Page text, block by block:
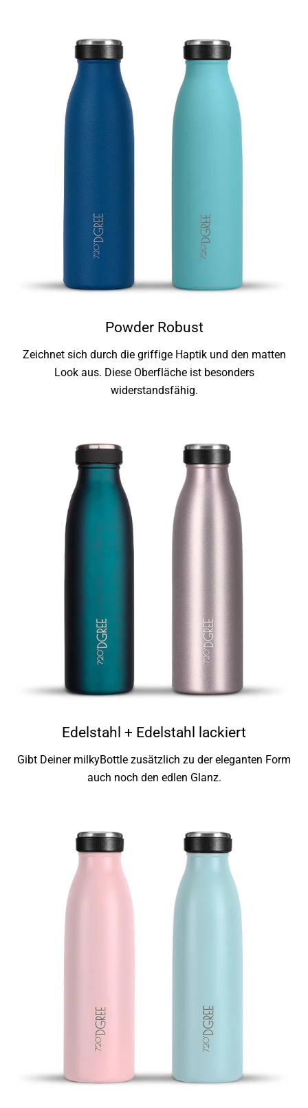
Powder Robust
Zeichnet sich durch die griffige Haptik und den matten
Look aus. Diese Oberfläche ist besonders
widerstandsfähig.
Edelstahl + Edelstahl lackiert
Gibt Deiner milkyBottle zusätzlich zu der eleganten Form
auch noch den edlen Glanz.